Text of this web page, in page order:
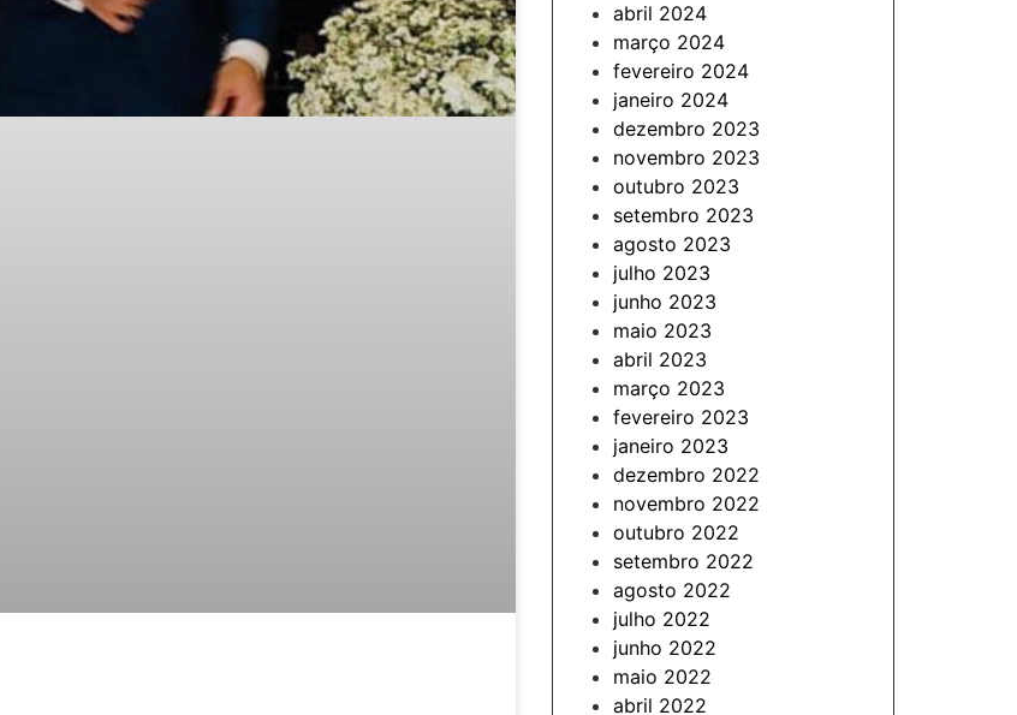
abril 2024
março 2024
fevereiro 2024
janeiro 2024
dezembro 2023
novembro 2023
outubro 2023
setembro 2023
agosto 2023
julho 2023
junho 2023
maio 2023
abril 2023
março 2023
fevereiro 2023
janeiro 2023
dezembro 2022
novembro 2022
outubro 2022
setembro 2022
agosto 2022
julho 2022
junho 2022
maio 2022
abril 2022